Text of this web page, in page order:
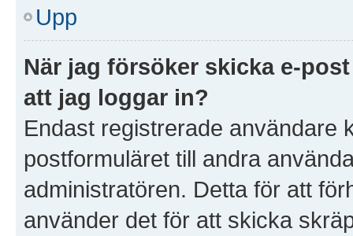
Upp
När jag försöker skicka e-
att jag loggar in?
Endast registrerade användare
postformuläret till andra
administratören. Detta för att
använder det för att skicka